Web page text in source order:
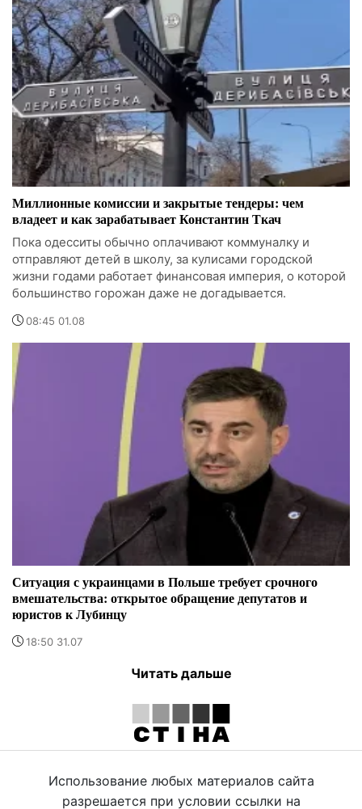
Миллионные комиссии и закрытые тендеры: чем
владеет и как зарабатывает Константин Ткач
Пока одесситы обычно оплачивают коммуналку и
отправляют детей в школу, за кулисами городской
жизни годами работает финансовая империя, о которой
большинство горожан даже не догадывается.
08:45 01.08
Ситуация с украинцами в Польше требует срочного
вмешательства: открытое обращение депутатов и
юристов к Лубинцу
18:50 31.07
Читать дальше
Использование любых материалов сайта
разрешается при условии ссылки на